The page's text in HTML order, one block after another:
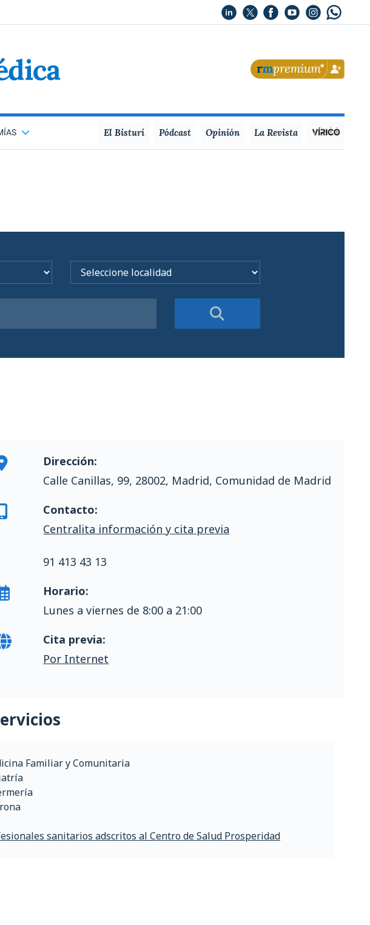
El Bisturí Pódcast Opinión La Revista
Dirección:
Calle Canillas, 99, 28002, Madrid, Comunidad de Madrid
Contacto:
Centralita información y cita previa
91 413 43 13
Horario:
Lunes a viernes de 8:00 a 21:00
Cita previa:
Por Internet
Familiar y Comunitaria
sanitarios adscritos al Centro de Salud Prosperidad